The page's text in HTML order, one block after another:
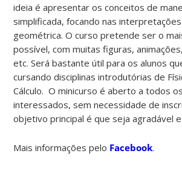
ideia é apresentar os conceitos de
simplificada, focando nas
geométrica. O curso pretende ser o
possível, com muitas figuras,
etc. Será bastante útil para os alunos
cursando disciplinas introdutórias de
Cálculo. O minicurso é aberto a todos os
interessados, sem necessidade de
objetivo principal é que seja agradável
Mais informações pelo Facebook.